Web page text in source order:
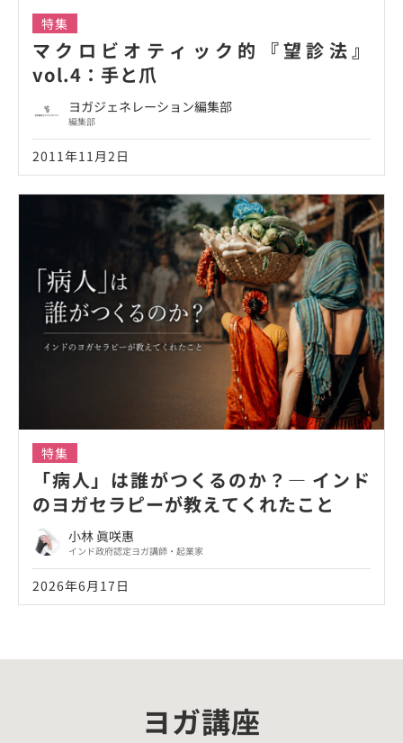
特集
マクロビオティック的『望診法』
vol.4：手と爪
ヨガジェネレーション編集部
編集部
2011年11月2日
特集
「病人」は誰がつくるのか？― インド
のヨガセラピーが教えてくれたこと
小林 眞咲惠
インド政府認定ヨガ講師・起業家
2026年6月17日
ヨガ講座